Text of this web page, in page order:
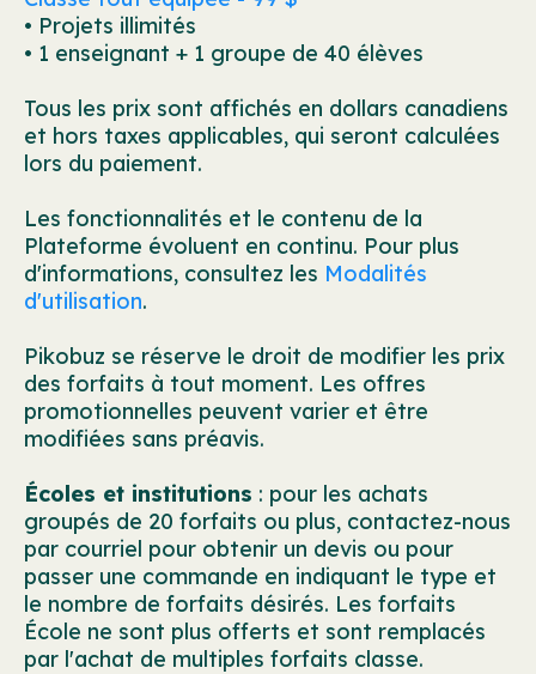
• Projets illimités
• 1 enseignant + 1 groupe de 40 élèves
Tous les prix sont affichés en dollars canadiens
et hors taxes applicables, qui seront calculées
lors du paiement.
Les fonctionnalités et le contenu de la
Plateforme évoluent en continu. Pour plus
d'informations, consultez les Modalités
d'utilisation.
Pikobuz se réserve le droit de modifier les prix
des forfaits à tout moment. Les offres
promotionnelles peuvent varier et être
modifiées sans préavis.
Écoles et institutions : pour les achats
groupés de 20 forfaits ou plus, contactez-nous
par courriel pour obtenir un devis ou pour
passer une commande en indiquant le type et
le nombre de forfaits désirés. Les forfaits
École ne sont plus offerts et sont remplacés
par l'achat de multiples forfaits classe.